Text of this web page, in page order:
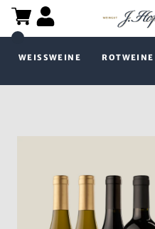
WEISSWEINE ROTWEINE